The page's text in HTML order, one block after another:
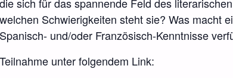
die sich für das spannende Feld des
welchen Schwierigkeiten steht sie? Was macht
Spanisch- und/oder Französisch-Kenntnisse
Teilnahme unter folgendem Link: